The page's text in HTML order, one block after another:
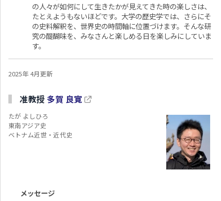
の人々が如何にして生きたかが見えてきた時の楽しさは、
たとえようもないほどです。大学の歴史学では、さらにそ
の史料解釈を、世界史の時間軸に位置づけます。そんな研
究の醍醐味を、みなさんと楽しめる日を楽しみにしていま
す。
2025年 4月更新
准教授 多賀 良寛
たが よしひろ
東南アジア史
ベトナム近世・近代史
メッセージ